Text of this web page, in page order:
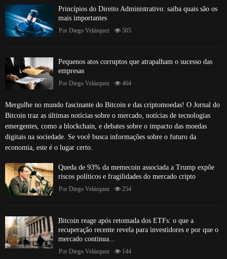
Princípios do Direito Administrativo: saiba quais são os
mais importantes
Por Diego Velázquez 505
Pequenos atos corruptos que atrapalham o sucesso das
empresas
Por Diego Velázquez 464
Mergulhe no mundo fascinante do Bitcoin e das criptomoedas! O Jornal do
Bitcoin traz as últimas notícias sobre o mercado, notícias de tecnologias
emergentes, como a blockchain, e debates sobre o impacto das moedas
digitais na sociedade. Se você busca informações sobre o futuro da
economia, este é o lugar certo.
Queda de 93% da memecoin associada a Trump expõe
riscos políticos e fragilidades do mercado cripto
Por Diego Velázquez 254
Bitcoin reage após retomada dos ETFs: o que a
recuperação recente revela para investidores e por que o
mercado continua...
Por Diego Velázquez 144